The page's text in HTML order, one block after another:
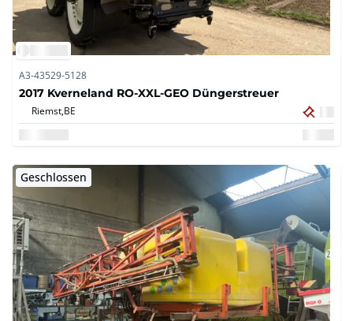
A3-43529-5128
2017 Kverneland RO-XXL-GEO Düngerstreuer
Riemst,BE
Geschlossen